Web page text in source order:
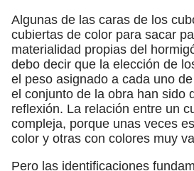
Algunas de las caras de los
cubiertas de color para sacar
materialidad propias del
debo decir que la elección de
el peso asignado a cada uno
el conjunto de la obra han sido
reflexión. La relación entre un
compleja, porque unas veces
color y otras con colores muy
Pero las identificaciones